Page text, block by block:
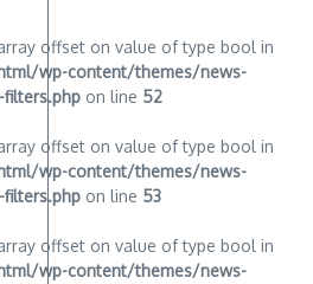
offset on value of type bool in
wp-content/themes/news-
on line 52
offset on value of type bool in
wp-content/themes/news-
on line 53
offset on value of type bool in
wp-content/themes/news-